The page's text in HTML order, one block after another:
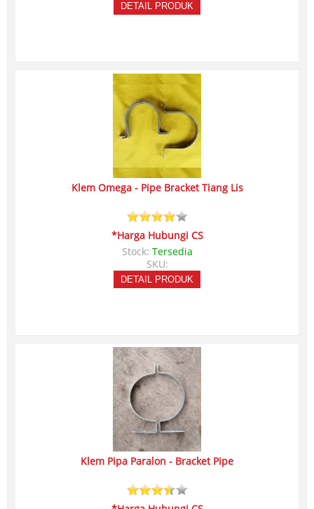
DETAIL PRODUK
Klem Omega - Pipe Bracket Tiang Lis
*Harga Hubungi CS
Stock: Tersedia
SKU:
DETAIL PRODUK
Klem Pipa Paralon - Bracket Pipe